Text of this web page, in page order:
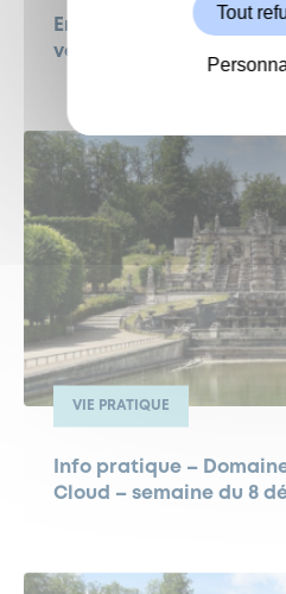
Enquête « Le
vous »
VIE PRATIQUE
Info pratique –
Cloud – semaine du 8
Tout